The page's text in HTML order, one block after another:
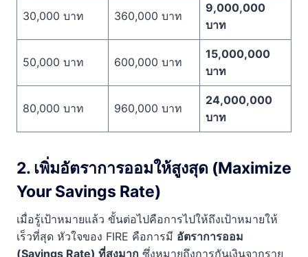
30,000 บาท 360,000 บาท
9,000,000
บาท
50,000 บาท 600,000 บาท
15,000,000
บาท
80,000 บาท 960,000 บาท
24,000,000
บาท
2. เพิ่มอัตราการออมให้สูงสุด (Maximize
Your Savings Rate)
เมื่อรู้เป้าหมายแล้ว ขั้นต่อไปคือการไปให้ถึงเป้าหมายให้
เร็วที่สุด หัวใจของ FIRE คือการมี อัตราการออม
(Savings Rate) ที่สูงมาก ซึ่งหมายถึงการกันเงินจากราย